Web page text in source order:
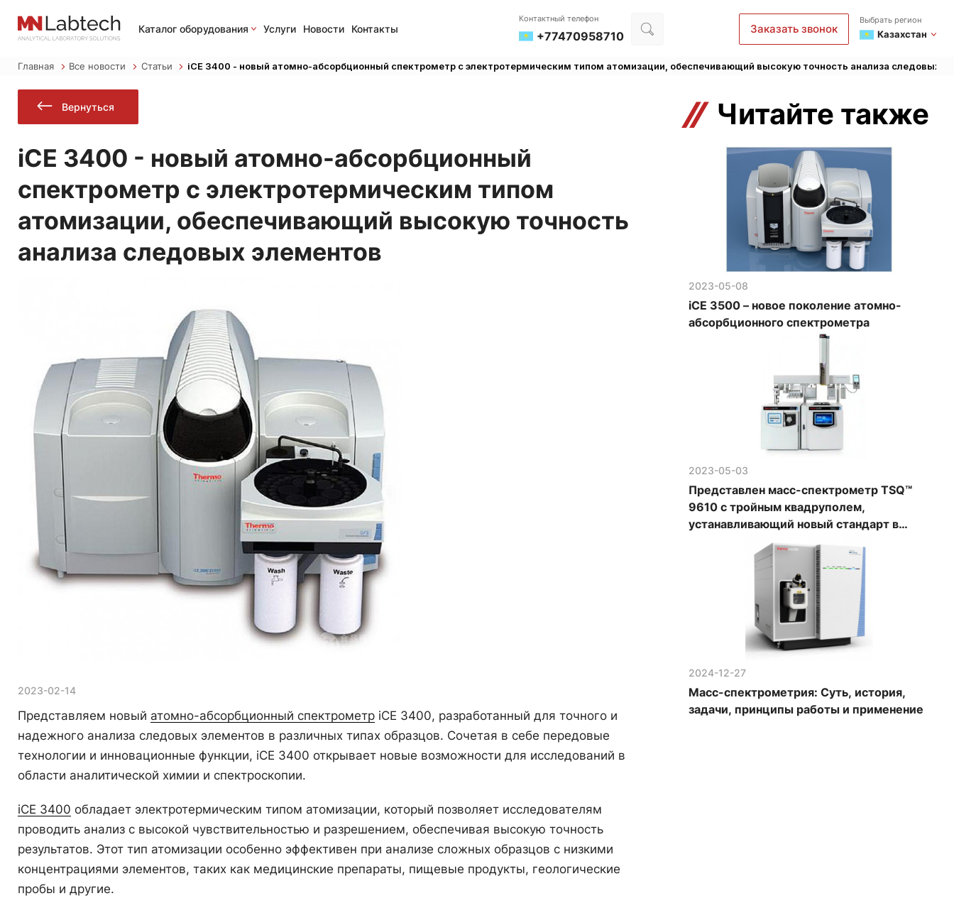
Каталог оборудования Услуги Новости Контакты
Контактный телефон
+77470958710
Заказать звонок
Выбрать регион
Казахстан
Главная Все новости Статьи iCE 3400 - новый атомно-абсорбционный спектрометр с электротермическим типом атомизации, обеспечивающий высокую точность анализа следовых
Вернуться
iCE 3400 - новый атомно-абсорбционный
спектрометр с электротермическим типом
атомизации, обеспечивающий высокую точность
анализа следовых элементов
2023-02-14
Представляем новый атомно-абсорбционный спектрометр iCE 3400, разработанный для точного и
надежного анализа следовых элементов в различных типах образцов. Сочетая в себе передовые
технологии и инновационные функции, iCE 3400 открывает новые возможности для исследований в
области аналитической химии и спектроскопии.
iCE 3400 обладает электротермическим типом атомизации, который позволяет исследователям
проводить анализ с высокой чувствительностью и разрешением, обеспечивая высокую точность
результатов. Этот тип атомизации особенно эффективен при анализе сложных образцов с низкими
концентрациями элементов, таких как медицинские препараты, пищевые продукты, геологические
пробы и другие.
Читайте также
2023-05-08
iCE 3500 – новое поколение атомно-
абсорбционного спектрометра
2023-05-03
Представлен масс-спектрометр TSQ™
9610 с тройным квадруполем,
устанавливающий новый стандарт в
анализе молекулярной структуры
2024-12-27
Масс-спектрометрия: Суть, история,
задачи, принципы работы и применение